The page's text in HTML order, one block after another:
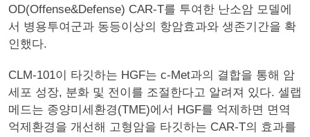
OD(Offense&Defense) CAR-T를 투여한 난소암 모델에
서 병용투여군과 동등이상의 항암효과와 생존기간을 확
인했다.
CLM-101이 타깃하는 HGF는 c-Met과의 결합을 통해 암
세포 성장, 분화 및 전이를 조절한다고 알려져 있다. 셀랩
메드는 종양미세환경(TME)에서 HGF를 억제하면 면역
억제환경을 개선해 고형암을 타깃하는 CAR-T의 효과를